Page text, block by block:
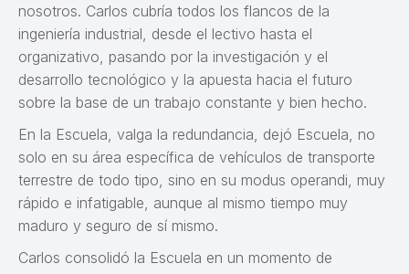
nosotros. Carlos cubría todos los flancos de la
ingeniería industrial, desde el lectivo hasta el
organizativo, pasando por la investigación y el
desarrollo tecnológico y la apuesta hacia el futuro
sobre la base de un trabajo constante y bien hecho.
En la Escuela, valga la redundancia, dejó Escuela, no
solo en su área específica de vehículos de transporte
terrestre de todo tipo, sino en su modus operandi, muy
rápido e infatigable, aunque al mismo tiempo muy
maduro y seguro de sí mismo.
Carlos consolidó la Escuela en un momento de